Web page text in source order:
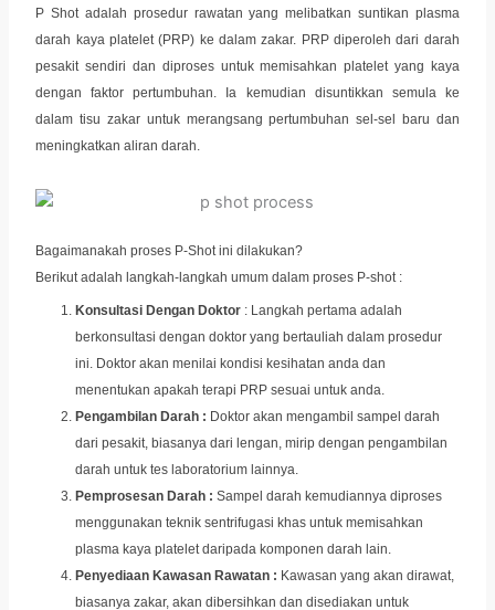
P Shot adalah prosedur rawatan yang melibatkan suntikan plasma
darah kaya platelet (PRP) ke dalam zakar. PRP diperoleh dari darah
pesakit sendiri dan diproses untuk memisahkan platelet yang kaya
dengan faktor pertumbuhan. Ia kemudian disuntikkan semula ke
dalam tisu zakar untuk merangsang pertumbuhan sel-sel baru dan
meningkatkan aliran darah.
Bagaimanakah proses P-Shot ini dilakukan?
Berikut adalah langkah-langkah umum dalam proses P-shot :
Konsultasi Dengan Doktor : Langkah pertama adalah
berkonsultasi dengan doktor yang bertauliah dalam prosedur
ini. Doktor akan menilai kondisi kesihatan anda dan
menentukan apakah terapi PRP sesuai untuk anda.
Pengambilan Darah : Doktor akan mengambil sampel darah
dari pesakit, biasanya dari lengan, mirip dengan pengambilan
darah untuk tes laboratorium lainnya.
Pemprosesan Darah : Sampel darah kemudiannya diproses
menggunakan teknik sentrifugasi khas untuk memisahkan
plasma kaya platelet daripada komponen darah lain.
Penyediaan Kawasan Rawatan : Kawasan yang akan dirawat,
biasanya zakar, akan dibersihkan dan disediakan untuk